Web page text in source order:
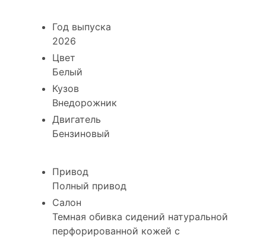
Год выпуска
2026
Цвет
Белый
Кузов
Внедорожник
Двигатель
Бензиновый
Привод
Полный привод
Салон
Темная обивка сидений натуральной
перфорированной кожей с